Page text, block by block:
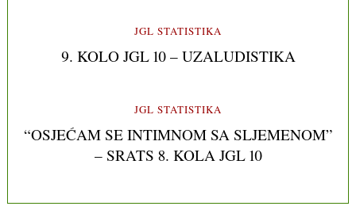
JGL STATISTIKA
9. KOLO JGL 10 – UZALUDISTIKA
JGL STATISTIKA
“OSJEĆAM SE INTIMNOM SA SLJEMENOM”
– SRATS 8. KOLA JGL 10